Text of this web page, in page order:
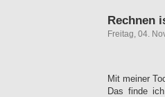
Rechnen
Freitag, 04.
Mit meiner
Das finde